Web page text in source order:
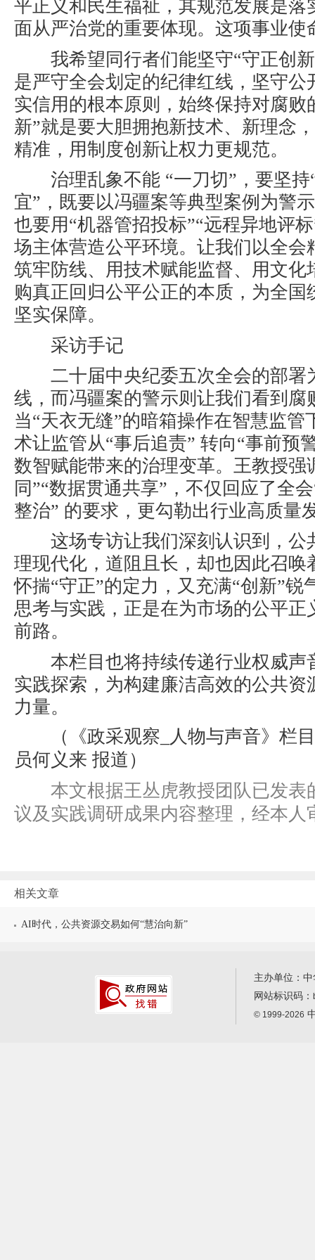
平正义和民生福祉，其规范发展是落
面从严治党的重要体现。这项事业使
我希望同行者们能坚守“守正创
是严守全会划定的纪律红线，坚守公
实信用的根本原则，始终保持对腐败
新”就是要大胆拥抱新技术、新理念
精准，用制度创新让权力更规范。
治理乱象不能 “一刀切”，要坚
宜”，既要以冯疆案等典型案例为警
也要用“机器管招投标”“远程异地评
场主体营造公平环境。让我们以全会
筑牢防线、用技术赋能监督、用文化
购真正回归公平公正的本质，为全国
坚实保障。
采访手记
二十届中央纪委五次全会的部署
线，而冯疆案的警示则让我们看到
当“天衣无缝”的暗箱操作在智慧监管
术让监管从“事后追责” 转向“事前预
数智赋能带来的治理变革。王教授强
同”“数据贯通共享” ，不仅回应了全会
整治” 的要求，更勾勒出行业高质量
这场专访让我们深刻认识到，公
理现代化，道阻且长，却也因此召唤
怀揣“守正”的定力，又充满“创新”锐
思考与实践，正是在为市场的公平正
前路。
本栏目也将持续传递行业权威声
实践探索，为构建廉洁高效的公共资
力量。
（《政采观察
人物与声音》栏
员何义来 报道）
本文根据王丛虎教授团队已发表
议及实践调研成果内容整理，经本人
相关文章
AI时代，公共资源交易如何“慧治向新”
主办单位：
网站标识码：
© 1999-2026